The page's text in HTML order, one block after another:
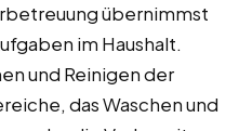
übernimmst
im Haushalt.
und Reinigen der
das Waschen und